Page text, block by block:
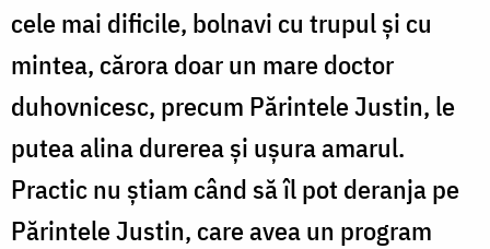
cele mai dificile, bolnavi cu trupul și cu
mintea, cărora doar un mare doctor
duhovnicesc, precum Părintele Justin, le
putea alina durerea și ușura amarul.
Practic nu știam când să îl pot deranja pe
Părintele Justin, care avea un program